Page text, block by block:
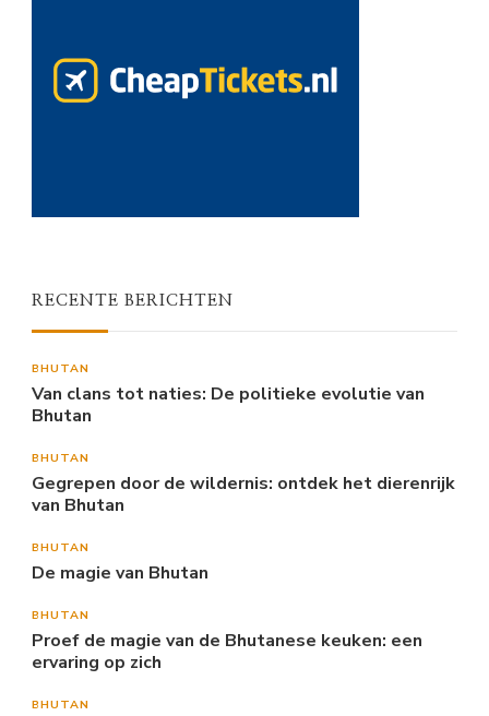
RECENTE BERICHTEN
BHUTAN
Van clans tot naties: De politieke evolutie van
Bhutan
BHUTAN
Gegrepen door de wildernis: ontdek het dierenrijk
van Bhutan
BHUTAN
De magie van Bhutan
BHUTAN
Proef de magie van de Bhutanese keuken: een
ervaring op zich
BHUTAN